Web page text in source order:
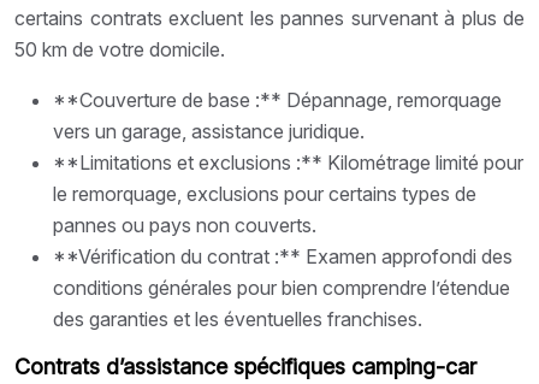
certains contrats excluent les pannes survenant à plus de
50 km de votre domicile.
**Couverture de base :** Dépannage, remorquage
vers un garage, assistance juridique.
**Limitations et exclusions :** Kilométrage limité pour
le remorquage, exclusions pour certains types de
pannes ou pays non couverts.
**Vérification du contrat :** Examen approfondi des
conditions générales pour bien comprendre l’étendue
des garanties et les éventuelles franchises.
Contrats d’assistance spécifiques camping-car